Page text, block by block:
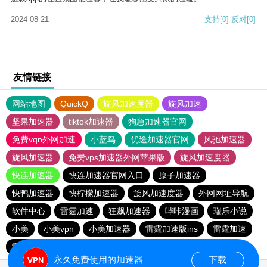
2024-08-21 支持[0] 反对[0]
友情链接
网站地图 QuickQ 旋风加速度器
旋风加速
坚果加速器
tiktok加速器
狗急加速器官网
免费vqn外网加速
小蓝鸟 优途加速器官网
风驰加速器
旋风加速器
免费vps加速器外网苹果版
旋风加速度器
快连加速器
快连加速器官网入口
原子加速器
快鸭加速器
快柠檬加速器 旋风加速度器
外网网址导航
软件中心
雷霆加速 狂飙加速器 哔咔漫画
瑞乐小说
小美
小美vpn 小美加速器 雷霆加速版ins
雷霆加速
雷霆加速下载
永久免费使用的加速器 下载